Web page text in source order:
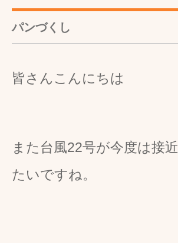
パンづくし
皆さんこんにちは
また台風22号が今度は接
たいですね。